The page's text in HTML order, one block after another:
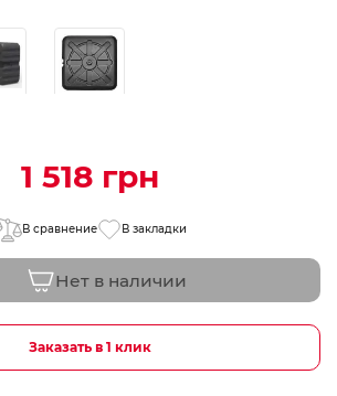
1 518 грн
В сравнение В закладки
Нет в наличии
Заказать в 1 клик